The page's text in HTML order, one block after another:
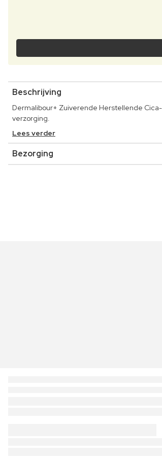
Beschrijving
Dermalibour+ Zuiverende Herstellende
verzorging.
Lees verder
Bezorging